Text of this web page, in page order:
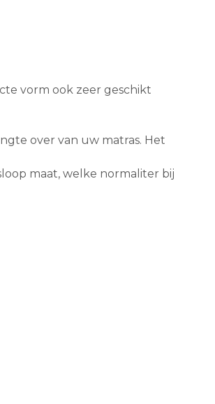
vorm ook zeer geschikt
over van uw matras. Het
maat, welke normaliter bij